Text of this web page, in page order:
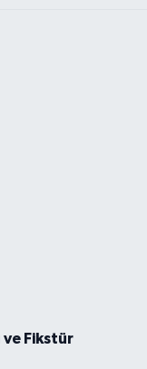
ve Fikstür